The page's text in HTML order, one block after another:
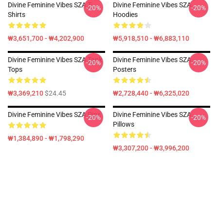
Divine Feminine Vibes SZA T-
Shirts
₩3,651,700 - ₩4,202,900
-20%
Divine Feminine Vibes SZA
Hoodies
₩5,918,510 - ₩6,883,110
-20%
Divine Feminine Vibes SZA Tank
Tops
₩3,369,210$24.45
-20%
Divine Feminine Vibes SZA
Posters
₩2,728,440 - ₩6,325,020
-20%
Divine Feminine Vibes SZA Pins
₩1,384,890 - ₩1,798,290
-20%
Divine Feminine Vibes SZA
Pillows
₩3,307,200 - ₩3,996,200
-20%